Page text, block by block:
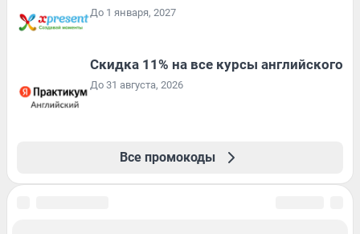
До 1 января, 2027
Скидка 11% на все курсы английского
До 31 августа, 2026
Все промокоды